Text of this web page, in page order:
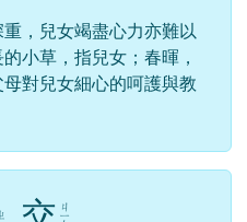
，兒女竭盡心力亦難以
小草，指兒女；春暉，
對兒女細心的呵護與教
ㄐ
ㄧ